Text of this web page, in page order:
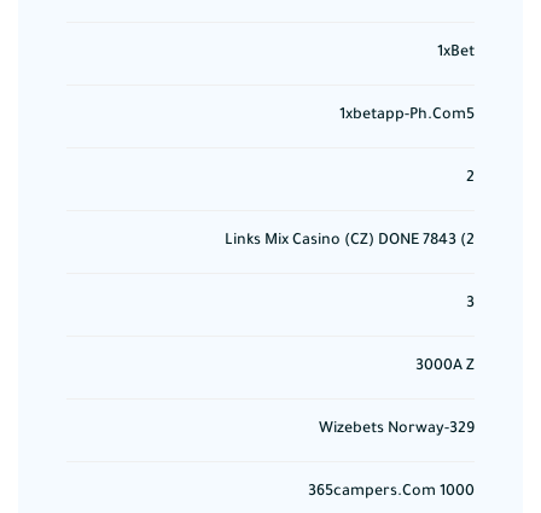
1xBet
1xbetapp-Ph.com5
2
2) 7843 Links Mix Casino (CZ) DONE
3
3000A Z
329-Wizebets Norway
365campers.com 1000